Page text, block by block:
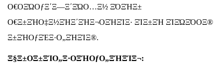
Ο€ΟΞΏΟƒΞ΄Ξ―Ξ΄ΞΏΟ…Ξ½ ΞΌΞΉΞ±
Ο€Ξ±ΞΉΟ‡Ξ½ΞΉΞ΄ΞΉΞ¬ΟΞΉΞΊΞ· ΞΊΞ±ΞΉ ΞΊΞΏΞΌΟΞ®
Ξ±ΞΉΟƒΞΈΞ·Ο„ΞΉΞΊΞ®.
Ξ§Ξ±ΟΞ±ΞΊΟ„Ξ·ΟΞΉΟƒΟ„ΞΉΞΊΞ¬: